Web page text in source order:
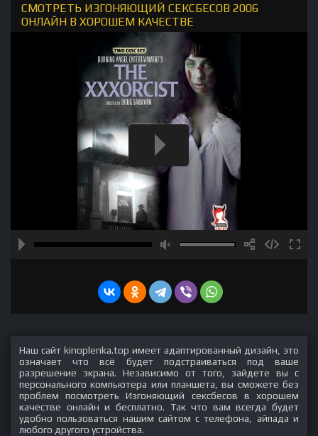
СМОТРЕТЬ ИЗГОНЯЮЩИЙ СЕКСБЕСОВ 2006
ОНЛАЙН В ХОРОШЕМ КАЧЕСТВЕ
Наш сайт kinoplenka.top имеет адаптированный дизайн, это
означает что всё будет подстраиваться под ваше
разрешение экрана. Независимо от того, зайдете вы с
персонального компьютера или планшета, вы сможете без
проблем посмотреть Изгоняющий сексбесов в хорошем
качестве онлайн и бесплатно. Так что вам всегда будет
удобно пользоваться нашим сайтом с телефона, айпада и
любого другого устройства.